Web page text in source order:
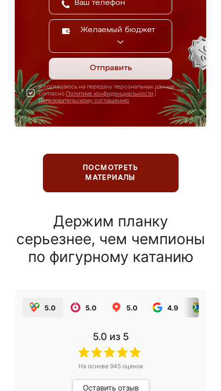
Желаемый бюджет
Отправить
Я соглашаюсь на передачу персональных данных
согласно Политике конфиденциальности
Пользовательскому соглашению
ПОСМОТРЕТЬ
МАТЕРИАЛЫ
Держим планку
серьезнее, чем чемпионы
по фигурному катанию
5.0 5.0 5.0 4.9
5.0 из 5
На основе 945оценок
Оставить отзыв